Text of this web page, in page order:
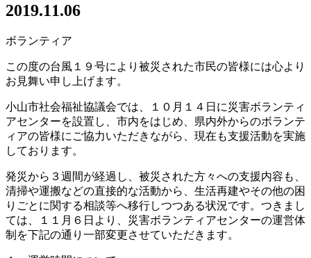
2019.11.06
ボランティア
この度の台風１９号により被災された市民の皆様には心より
お見舞い申し上げます。
小山市社会福祉協議会では、１０月１４日に災害ボランティ
アセンターを設置し、市内をはじめ、県内外からのボランテ
ィアの皆様にご協力いただきながら、現在も支援活動を実施
しております。
発災から３週間が経過し、被災された方々への支援内容も、
清掃や運搬などの直接的な活動から、生活再建やその他の困
りごとに関する相談等へ移行しつつある状況です。つきまし
ては、１１月６日より、災害ボランティアセンターの運営体
制を下記の通り一部変更させていただきます。